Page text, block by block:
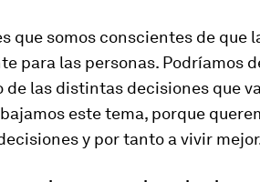
que somos conscientes de que
para las personas. Podríamos
de las distintas decisiones que
este tema, porque
y por tanto a vivir